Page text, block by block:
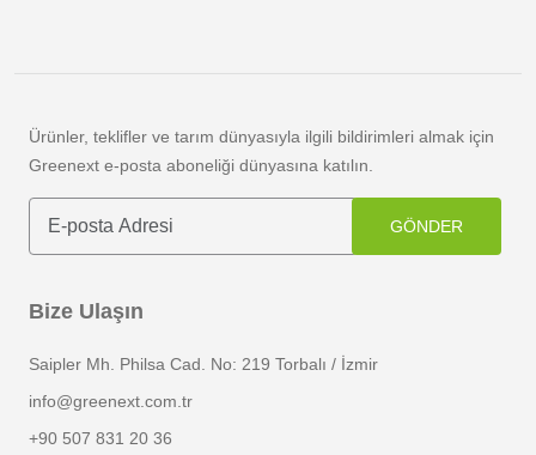
Ürünler, teklifler ve tarım dünyasıyla ilgili bildirimleri almak için
Greenext e-posta aboneliği dünyasına katılın.
GÖNDER
Bize Ulaşın
Saipler Mh. Philsa Cad. No: 219 Torbalı / İzmir
info@greenext.com.tr
+90 507 831 20 36